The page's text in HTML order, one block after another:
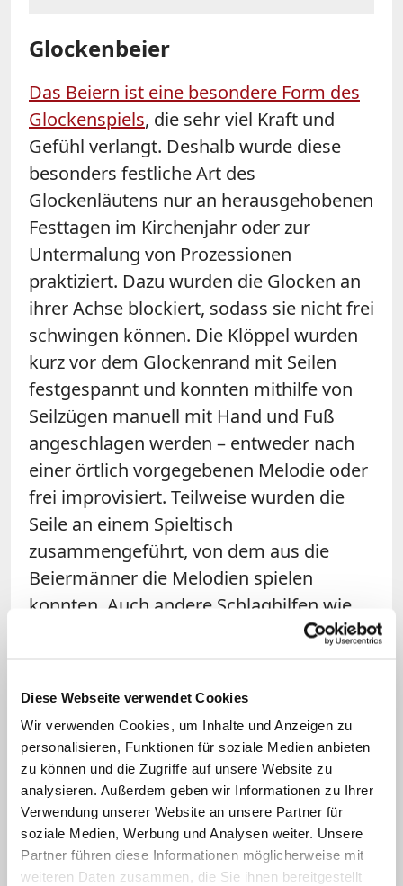
Diese Webseite verwendet Cookies
Wir verwenden Cookies, um Inhalte und Anzeigen zu
personalisieren, Funktionen für soziale Medien anbieten
zu können und die Zugriffe auf unsere Website zu
analysieren. Außerdem geben wir Informationen zu Ihrer
Verwendung unserer Website an unsere Partner für
soziale Medien, Werbung und Analysen weiter. Unsere
Partner führen diese Informationen möglicherweise mit
weiteren Daten zusammen, die Sie ihnen bereitgestellt
Glockenbeier
Das Beiern ist eine besondere Form des
Glockenspiels, die sehr viel Kraft und
Gefühl verlangt. Deshalb wurde diese
besonders festliche Art des
Glockenläutens nur an herausgehobenen
Festtagen im Kirchenjahr oder zur
Untermalung von Prozessionen
praktiziert. Dazu wurden die Glocken an
ihrer Achse blockiert, sodass sie nicht frei
schwingen können. Die Klöppel wurden
kurz vor dem Glockenrand mit Seilen
festgespannt und konnten mithilfe von
Seilzügen manuell mit Hand und Fuß
angeschlagen werden – entweder nach
einer örtlich vorgegebenen Melodie oder
frei improvisiert. Teilweise wurden die
Seile an einem Spieltisch
zusammengeführt, von dem aus die
Beiermänner die Melodien spielen
konnten. Auch andere Schlaghilfen wie
Holzhämmer kamen zum Einsatz.
beim normalen Läuten nur leicht
anschlägt, wird die Glocke beim Beiern
durchaus auch härter gespielt.
Manchmal wird nicht nur der dickere
Schlagring der Glocke angeschlagen,
sondern auch die Glockenwand, die
darüber liegt und empfindlicher ist. So